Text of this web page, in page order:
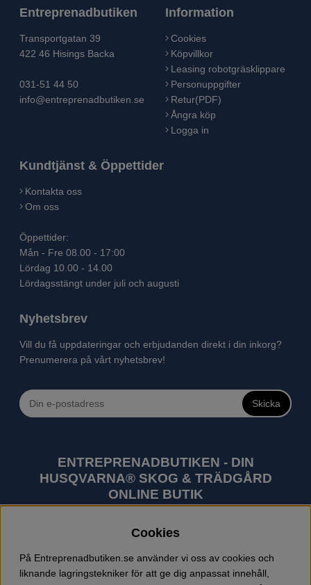
Entreprenadbutiken
Transportgatan 39
422 46 Hisings Backa
031-51 44 50
info@entreprenadbutiken.se
Information
Cookies
Köpvillkor
Leasing robotgräsklippare
Personuppgifter
Retur(PDF)
Ångra köp
Logga in
Kundtjänst & Öppettider
Kontakta oss
Om oss
Öppettider:
Mån - Fre 08.00 - 17:00
Lördag 10.00 - 14.00
Lördagsstängt under juli och augusti
Nyhetsbrev
Vill du få uppdateringar och erbjudanden direkt i din inkorg?
Prenumerera på vårt nyhetsbrev!
Skicka
ENTREPRENADBUTIKEN - DIN
HUSQVARNA® SKOG & TRÄDGÅRD
ONLINE BUTIK
utomhusprodukter som skogsmaskiner och
trädgårdsmaskiner. I sortimentet finns bl.a. robotgräsklippare,
motorsågar, röjsågar, trimmers, riders, åkgräsklippare,
Cookies
På Entreprenadbutiken.se använder vi oss av cookies och
liknande lagringstekniker för att ge dig anpassat innehåll,